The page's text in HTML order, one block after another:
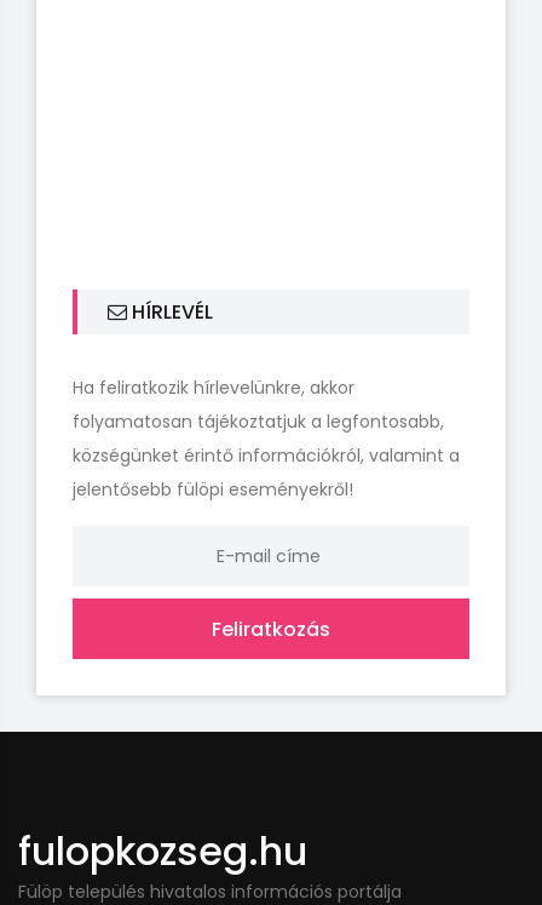
HÍRLEVÉL
Ha feliratkozik hírlevelünkre, akkor
folyamatosan tájékoztatjuk a legfontosabb,
községünket érintő információkról, valamint a
jelentősebb fülöpi eseményekről!
Feliratkozás
fulopkozseg.hu
Fülöp település hivatalos információs portálja